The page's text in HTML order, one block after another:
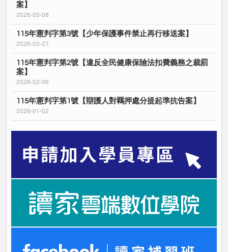
案】
2026-05-08
115年憲判字第3號【少年保護事件禁止再行移送案】
2026-03-27
115年憲判字第2號【違反全民健康保險法扣費義務之裁罰
案】
2026-02-06
115年憲判字第1號【辯護人對羈押處分提起準抗告案】
2026-01-02